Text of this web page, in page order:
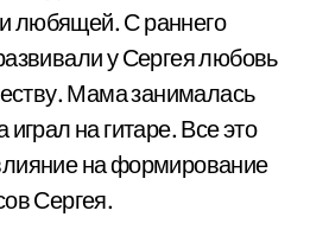
любящей. С раннего
у Сергея любовь
Мама занималась
на гитаре. Все это
на формирование
Сергея.